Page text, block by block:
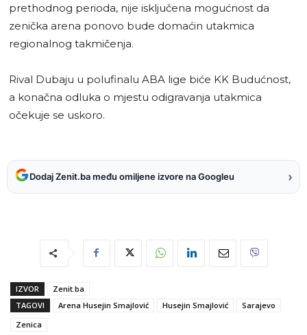
prethodnog perioda, nije isključena mogućnost da
zenička arena ponovo bude domaćin utakmica
regionalnog takmičenja.
Rival Dubaju u polufinalu ABA lige biće KK Budućnost,
a konačna odluka o mjestu odigravanja utakmica
očekuje se uskoro.
Dodaj Zenit.ba među omiljene izvore na Googleu ›
IZVOR
Zenit.ba
TAGOVI
Arena Husejin Smajlović Husejin Smajlović
Sarajevo
Zenica